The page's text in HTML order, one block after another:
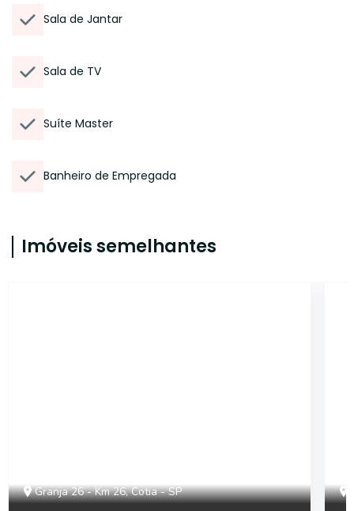
Sala de Jantar
Sala de TV
Suíte Master
Banheiro de Empregada
Imóveis semelhantes
Granja 26 - Km 26, Cotia - SP